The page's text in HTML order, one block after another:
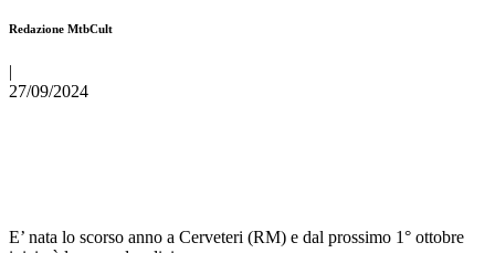
Redazione MtbCult
27/09/2024
E’ nata lo scorso anno a Cerveteri (RM) e dal prossimo 1° ottobre